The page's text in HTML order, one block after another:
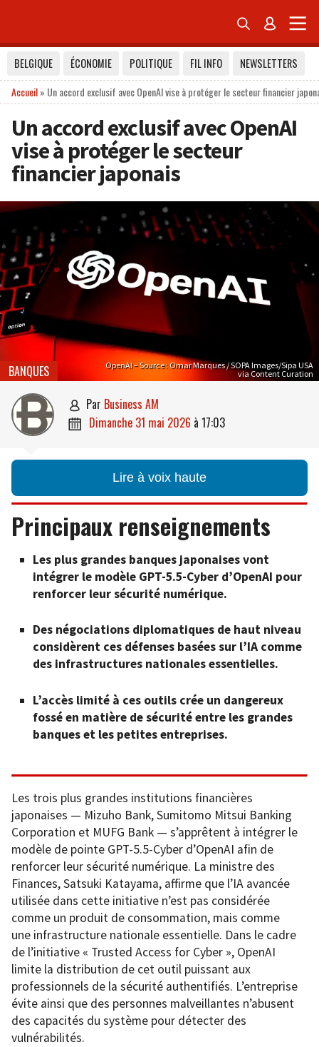
 
BELGIQUE ÉCONOMIE POLITIQUE FIL INFO
NEWSLETTERS
Accueil» Un accord exclusif avec OpenAI vise à protéger le secteur financier
Un accord exclusif avec OpenAI
vise à protéger le secteur
financier japonais
OpenAI – Source : Omar Marques / SOPA Images/Sipa USA
via Content Curation
BANQUES
 par Business AM
 dimanche 31 mai 2026 à 17:03
Lire à voix haute
Principaux renseignements
Les plus grandes banques japonaises vont
intégrer le modèle GPT-5.5-Cyber d’OpenAI pour
renforcer leur sécurité numérique.
Des négociations diplomatiques de haut niveau
considèrent ces défenses basées sur l’IA comme
des infrastructures nationales essentielles.
L’accès limité à ces outils crée un dangereux
fossé en matière de sécurité entre les grandes
banques et les petites entreprises.
Les trois plus grandes institutions financières
japonaises — Mizuho Bank, Sumitomo Mitsui Banking
Corporation et MUFG Bank — s’apprêtent à intégrer le
modèle de pointe GPT-5.5-Cyber d’OpenAI afin de
renforcer leur sécurité numérique. La ministre des
Finances, Satsuki Katayama, affirme que l’IA avancée
utilisée dans cette initiative n’est pas considérée
comme un produit de consommation, mais comme
une infrastructure nationale essentielle. Dans le cadre
de l’initiative « Trusted Access for Cyber », OpenAI
limite la distribution de cet outil puissant aux
professionnels de la sécurité authentifiés. L’entreprise
évite ainsi que des personnes malveillantes n’abusent
des capacités du système pour détecter des
vulnérabilités.